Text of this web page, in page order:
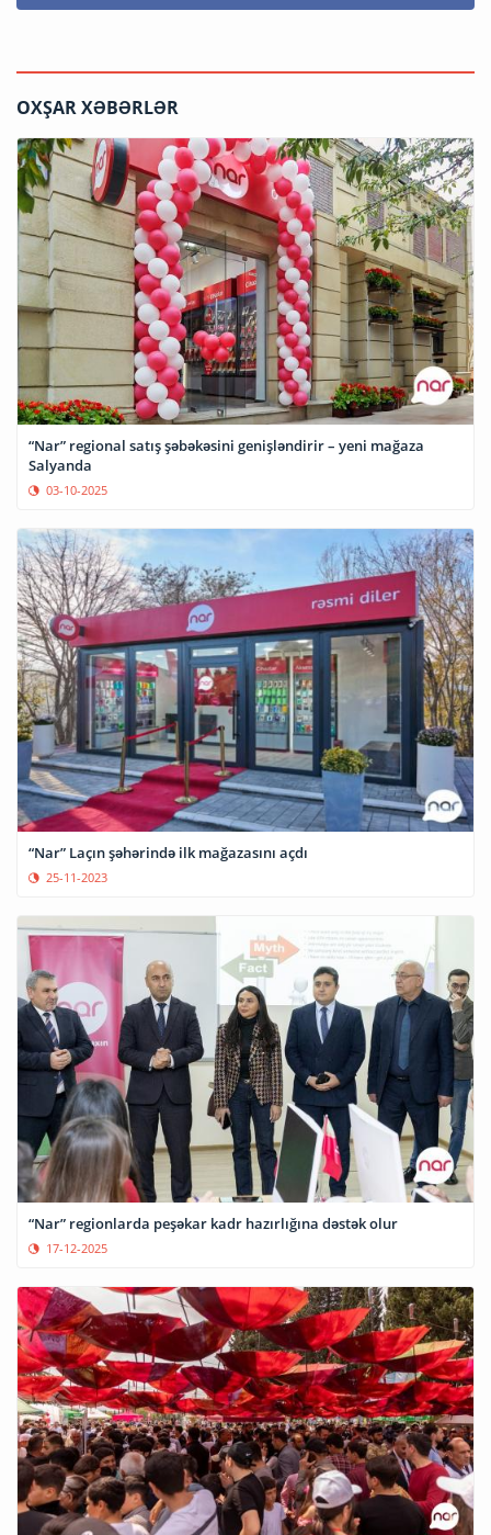
OXŞAR XƏBƏRLƏR
“Nar” regional satış şəbəkəsini genişləndirir – yeni mağaza
Salyanda
03-10-2025
“Nar” Laçın şəhərində ilk mağazasını açdı
25-11-2023
“Nar” regionlarda peşəkar kadr hazırlığına dəstək olur
17-12-2025